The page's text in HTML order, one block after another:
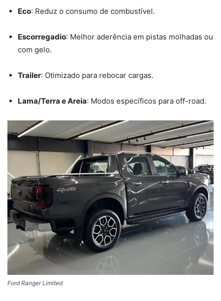
Eco: Reduz o consumo de combustível.
Escorregadio: Melhor aderência em pistas molhadas ou
com gelo.
Trailer: Otimizado para rebocar cargas.
Lama/Terra e Areia: Modos específicos para off-road.
Ford Ranger Limited